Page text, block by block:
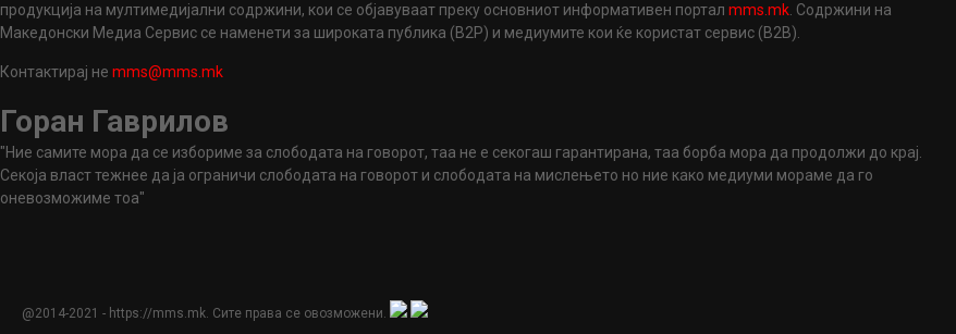
продукција на мултимедијални содржини, кои се објавуваат преку основниот информативен порталmms.mk. Содржини на
Македонски Медиа Сервис се наменети за широката публика (B2P) и медиумите кои ќе користат сервис (B2B).
Контактирај неmms@mms.mk
Горан Гаврилов
"Ние самите мора да се избориме за слободата на говорот, таа не е секогаш гарантирана, таа борба мора да продолжи до крај.
Секоја власт тежнее да ја ограничи слободата на говорот и слободата на мислењето но ние како медиуми мораме да го
оневозможиме тоа"
@2014-2021 - https://mms.mk. Сите права се овозможени.